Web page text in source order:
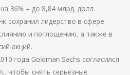
36% – до 8,84 млрд. долл.
сохранил лидерство в сфере
и поглощению, а также в
акций.
года Goldman Sachs согласился
чтобы снять серьёзные